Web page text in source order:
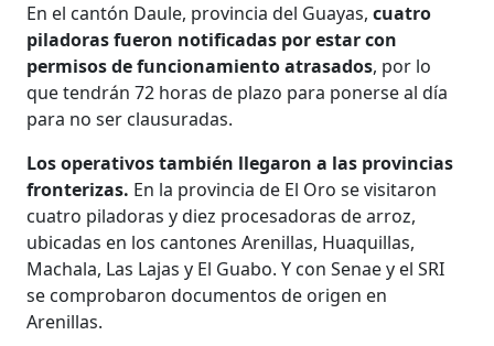
En el cantón Daule, provincia del Guayas,cuatro
piladoras fueron notificadas por estar con
permisos de funcionamiento atrasados, por lo
que tendrán 72 horas de plazo para ponerse al día
para no ser clausuradas.
Los operativos también llegaron a las provincias
fronterizas. En la provincia de El Oro se visitaron
cuatro piladoras y diez procesadoras de arroz,
ubicadas en los cantones Arenillas, Huaquillas,
Machala, Las Lajas y El Guabo. Y con Senae y el SRI
se comprobaron documentos de origen en
Arenillas.